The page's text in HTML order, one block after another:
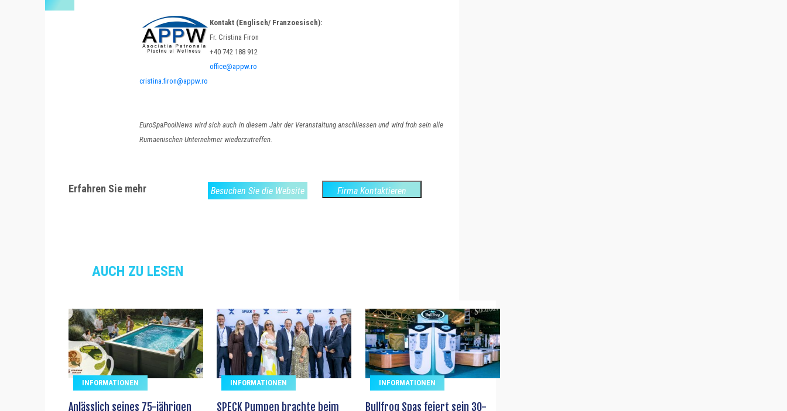
Kontakt (Englisch/ Franzoesisch):
Fr. Cristina Firon
+40 742 188 912
office@appw.ro
cristina.firon@appw.ro
EuroSpaPoolNews wird sich auch in diesem Jahr der Veranstaltung anschliessen und wird froh sein alle
Rumaenischen Unternehmer wiederzutreffen.
Erfahren Sie mehr Besuchen Sie die Website Firma Kontaktieren
AUCH ZU LESEN
INFORMATIONEN
Anlässlich seines 75-jährigen
INFORMATIONEN
SPECK Pumpen brachte beim
INFORMATIONEN
Bullfrog Spas feiert sein 30-